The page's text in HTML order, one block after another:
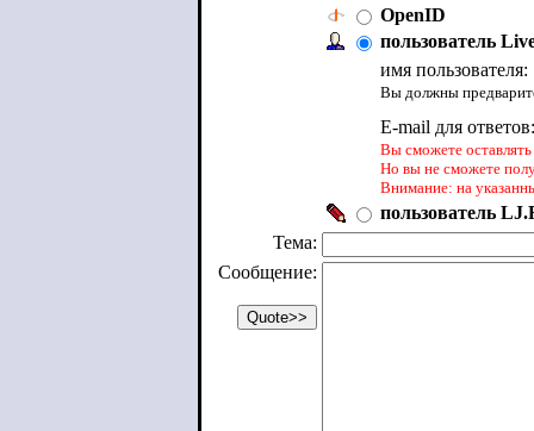
OpenID
пользователь
имя пользователя:
Вы должны
E-mail для
Вы сможете
Но вы не сможете
Внимание: на
пользователь
Тема:
Сообщение: